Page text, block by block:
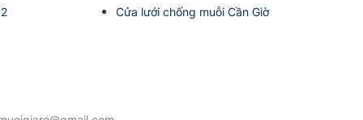
Cửa lưới chống muỗi Cần Giờ